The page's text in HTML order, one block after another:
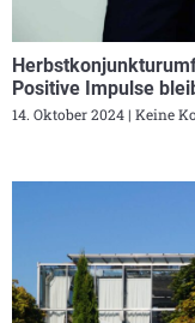
Positive Impulse
14. Oktober 2024 Keine